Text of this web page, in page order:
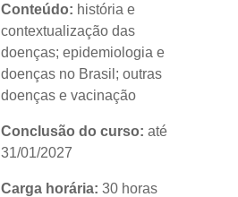
Conteúdo: história e
contextualização das
doenças; epidemiologia e
doenças no Brasil; outras
doenças e vacinação
Conclusão do curso: até
31/01/2027
Carga horária:30 horas